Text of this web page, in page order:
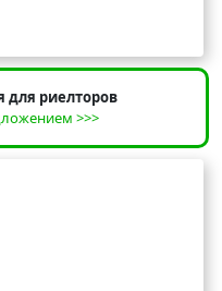
для риелторов
>>>